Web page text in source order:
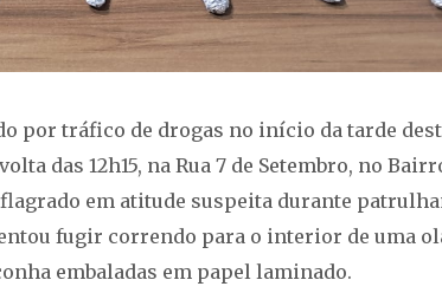
por tráfico de drogas no início da tarde
das 12h15, na Rua 7 de Setembro, no
em atitude suspeita durante
fugir correndo para o interior de uma
embaladas em papel laminado.